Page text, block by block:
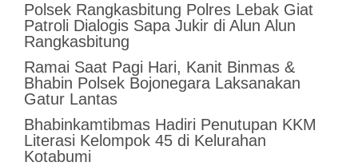
Polsek Rangkasbitung Polres Lebak Giat
Patroli Dialogis Sapa Jukir di Alun Alun
Rangkasbitung
Ramai Saat Pagi Hari, Kanit Binmas &
Bhabin Polsek Bojonegara Laksanakan
Gatur Lantas
Bhabinkamtibmas Hadiri Penutupan KKM
Literasi Kelompok 45 di Kelurahan
Kotabumi